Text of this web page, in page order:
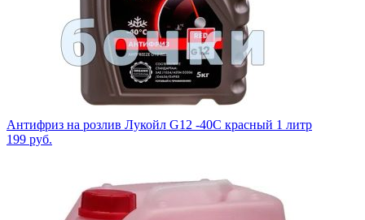
Антифриз на розлив Лукойл G12 -40C красный 1 литр
199 руб.